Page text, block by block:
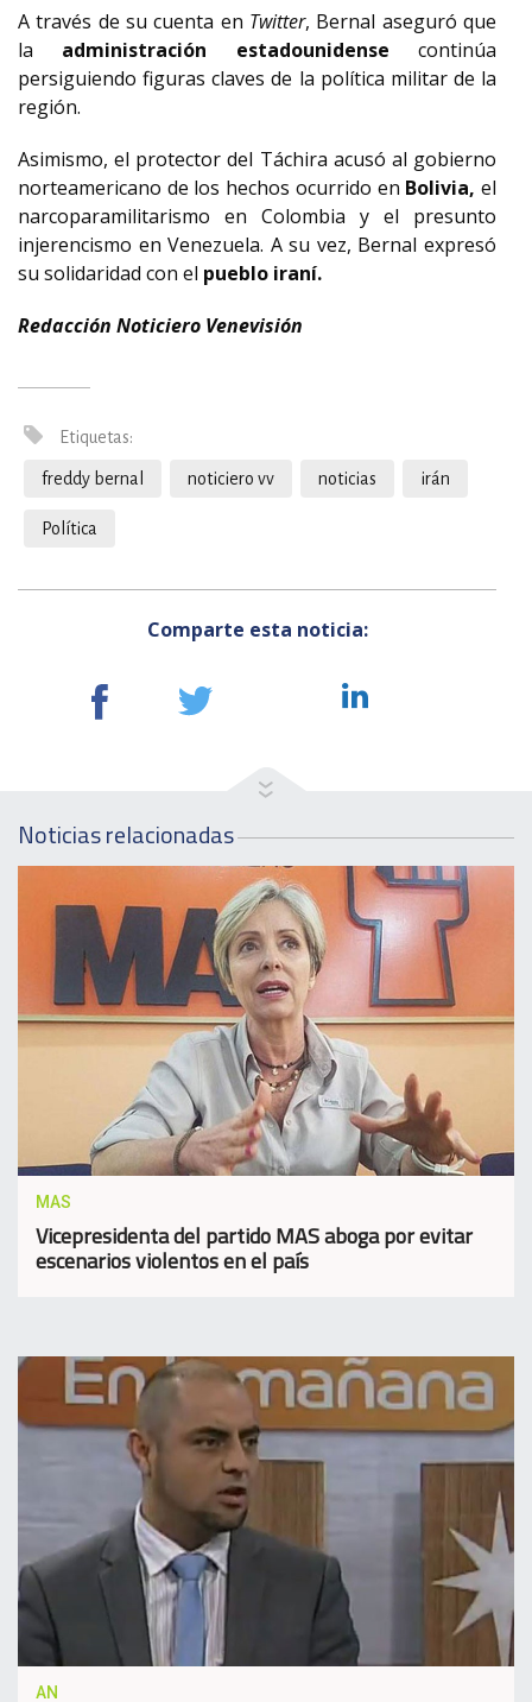
A través de su cuenta en Twitter, Bernal aseguró que
la administración estadounidense continúa
persiguiendo figuras claves de la política militar de la
región.
Asimismo, el protector del Táchira acusó al gobierno
norteamericano de los hechos ocurrido en Bolivia, el
narcoparamilitarismo en Colombia y el presunto
injerencismo en Venezuela. A su vez, Bernal expresó
su solidaridad con el pueblo iraní.
Redacción Noticiero Venevisión
Etiquetas:
freddy bernal noticiero vv noticias irán
Política
Comparte esta noticia:
Noticias relacionadas
MAS
Vicepresidenta del partido MAS aboga por evitar
escenarios violentos en el país
AN